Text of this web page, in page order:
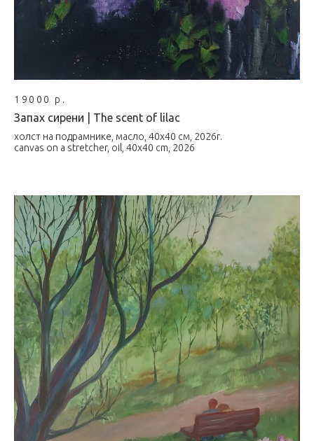
19000 р.
Запах сирени | The scent of lilac
холст на подрамнике, масло, 40х40 см, 2026г.
canvas on a stretcher, oil, 40x40 cm, 2026